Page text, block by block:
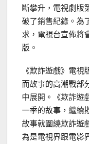
斷攀升，電視劇版
破了銷售紀錄。為
求，電視台宣佈將
版。
《欺詐遊戲》電視
而故事的高潮戰部
中展開。《欺詐遊
一季的故事，繼續
故事就圍繞欺詐遊
為是電視界跟電影